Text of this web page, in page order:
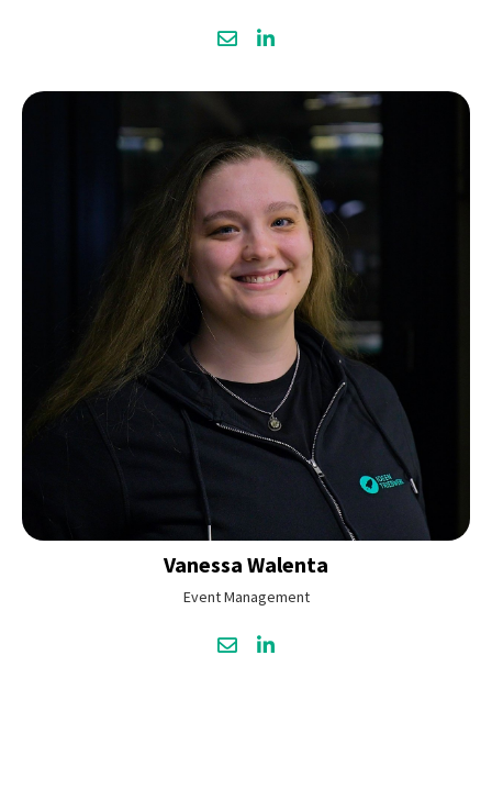
Vanessa Walenta
Event Management